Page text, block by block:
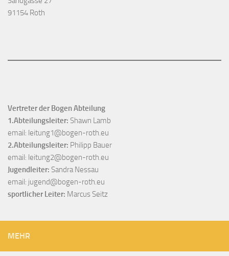
91154 Roth
Vertreter der Bogen Abteilung
1.Abteilungsleiter: Shawn Lamb
email: leitung1@bogen-roth.eu
2.Abteilungsleiter: Philipp Bauer
email: leitung2@bogen-roth.eu
Jugendleiter: Sandra Nessau
email: jugend@bogen-roth.eu
sportlicher Leiter: Marcus Seitz
MEHR